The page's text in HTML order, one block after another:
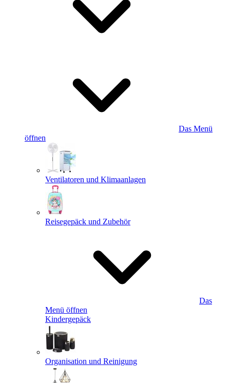
Das Menü
öffnen
Ventilatoren und Klimaanlagen
Reisegepäck und Zubehör
Das
Menü öffnen
Kindergepäck
Organisation und Reinigung